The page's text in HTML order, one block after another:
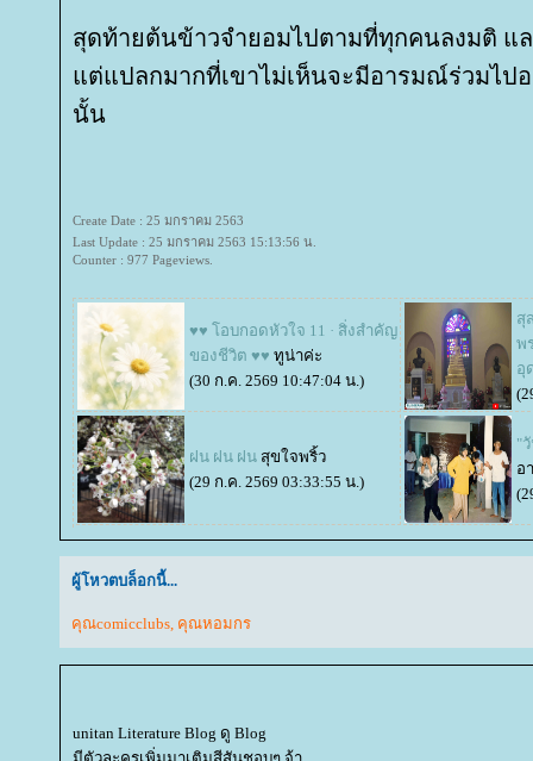
สุดท้ายต้นข้าวจำยอมไปตามที่ทุกคนลงมติ แ
ต่แปลกมากที่เขาไม่เห็นจะมีอารมณ์ร่วมไป
นั้น
Create Date : 25 มกราคม 2563
Last Update : 25 มกราคม 2563 15:13:56 น.
Counter : 977 Pageviews.
♥♥ โอบกอดหัวใจ 11 · สิ่งสำคัญ
ของชีวิต ♥♥ ทูน่าค่ะ
(30 ก.ค. 2569 10:47:04 น.)
สุ
พ
อุ
ฝน ฝน ฝน สุขใจพริ้ว
(29 ก.ค. 2569 03:33:55 น.)
"
อ
ผู้โหวตบล็อกนี้...
คุณcomicclubs, คุณหอมกร
unitan Literature Blog ดู Blog